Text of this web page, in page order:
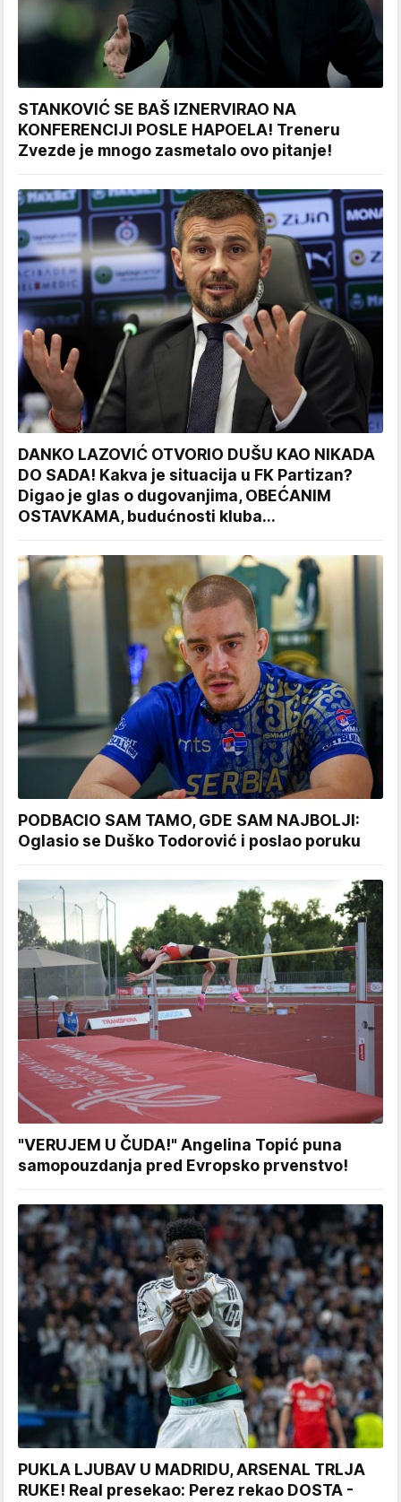
STANKOVIĆ SE BAŠ IZNERVIRAO NA
KONFERENCIJI POSLE HAPOELA! Treneru
Zvezde je mnogo zasmetalo ovo pitanje!
DANKO LAZOVIĆ OTVORIO DUŠU KAO NIKADA
DO SADA! Kakva je situacija u FK Partizan?
Digao je glas o dugovanjima, OBEĆANIM
OSTAVKAMA, budućnosti kluba...
PODBACIO SAM TAMO, GDE SAM NAJBOLJI:
Oglasio se Duško Todorović i poslao poruku
"VERUJEM U ČUDA!" Angelina Topić puna
samopouzdanja pred Evropsko prvenstvo!
PUKLA LJUBAV U MADRIDU, ARSENAL TRLJA
RUKE! Real presekao: Perez rekao DOSTA -